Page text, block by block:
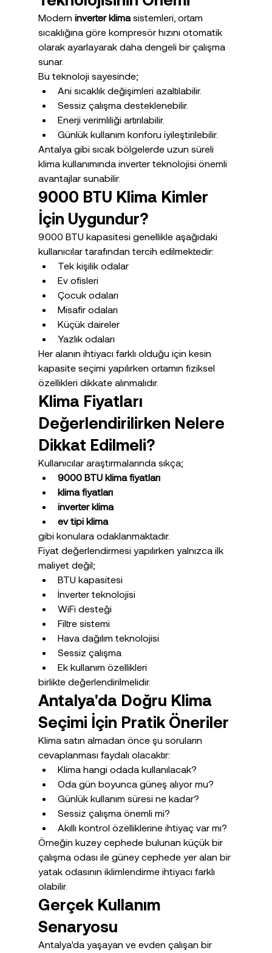
Modern inverter klima sistemleri, ortam
sıcaklığına göre kompresör hızını otomatik
olarak ayarlayarak daha dengeli bir çalışma
sunar.
Bu teknoloji sayesinde;
Ani sıcaklık değişimleri azaltılabilir.
Sessiz çalışma desteklenebilir.
Enerji verimliliği artırılabilir.
Günlük kullanım konforu iyileştirilebilir.
Antalya gibi sıcak bölgelerde uzun süreli
klima kullanımında inverter teknolojisi önemli
avantajlar sunabilir.
9000 BTU Klima Kimler
İçin Uygundur?
9.000 BTU kapasitesi genellikle aşağıdaki
kullanıcılar tarafından tercih edilmektedir:
Tek kişilik odalar
Ev ofisleri
Çocuk odaları
Misafir odaları
Küçük daireler
Yazlık odaları
Her alanın ihtiyacı farklı olduğu için kesin
kapasite seçimi yapılırken ortamın fiziksel
özellikleri dikkate alınmalıdır.
Klima Fiyatları
Değerlendirilirken Nelere
Dikkat Edilmeli?
Kullanıcılar araştırmalarında sıkça;
9000 BTU klima fiyatları
klima fiyatları
inverter klima
ev tipi klima
gibi konulara odaklanmaktadır.
Fiyat değerlendirmesi yapılırken yalnızca ilk
maliyet değil;
BTU kapasitesi
İnverter teknolojisi
WiFi desteği
Filtre sistemi
Hava dağılım teknolojisi
Sessiz çalışma
Ek kullanım özellikleri
birlikte değerlendirilmelidir.
Antalya'da Doğru Klima
Seçimi İçin Pratik Öneriler
Klima satın almadan önce şu soruların
cevaplanması faydalı olacaktır:
Klima hangi odada kullanılacak?
Oda gün boyunca güneş alıyor mu?
Günlük kullanım süresi ne kadar?
Sessiz çalışma önemli mi?
Akıllı kontrol özelliklerine ihtiyaç var mı?
Örneğin kuzey cephede bulunan küçük bir
çalışma odası ile güney cephede yer alan bir
yatak odasının iklimlendirme ihtiyacı farklı
olabilir.
Gerçek Kullanım
Senaryosu
Antalya'da yaşayan ve evden çalışan bir